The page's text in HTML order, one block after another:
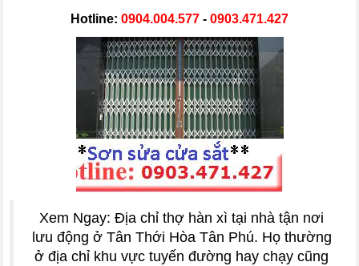
Hotline: 0904.004.577 - 0903.471.427
Xem Ngay: Địa chỉ thợ hàn xì tại nhà tận nơi
lưu động ở Tân Thới Hòa Tân Phú. Họ thường
ở địa chỉ khu vực tuyến đường hay chạy cũng